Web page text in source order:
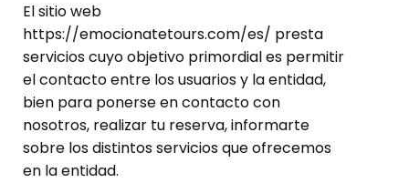
El sitio web
https://emocionatetours.com/es/ presta
servicios cuyo objetivo primordial es permitir
el contacto entre los usuarios y la entidad,
bien para ponerse en contacto con
nosotros, realizar tu reserva, informarte
sobre los distintos servicios que ofrecemos
en la entidad.